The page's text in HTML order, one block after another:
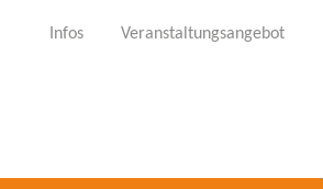
Infos Veranstaltungsangebot